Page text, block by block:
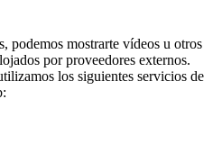
podemos mostrarte vídeos u otros
por proveedores externos.
los siguientes servicios de